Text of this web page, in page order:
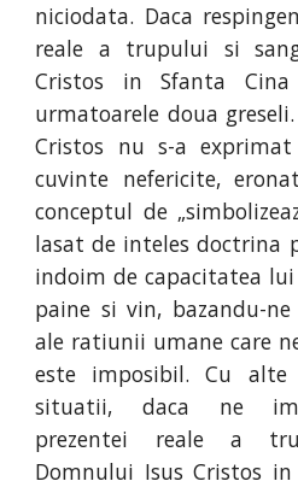
niciodata. Daca
reale a trupului si
Cristos in Sfanta
urmatoarele doua
Cristos nu s-a
cuvinte nefericite,
conceptul de
lasat de inteles doctrina
indoim de capacitatea
paine si vin, bazandu-
ale ratiunii umane care
este imposibil. Cu
situatii, daca ne
prezentei reale a
Domnului Isus Cristos